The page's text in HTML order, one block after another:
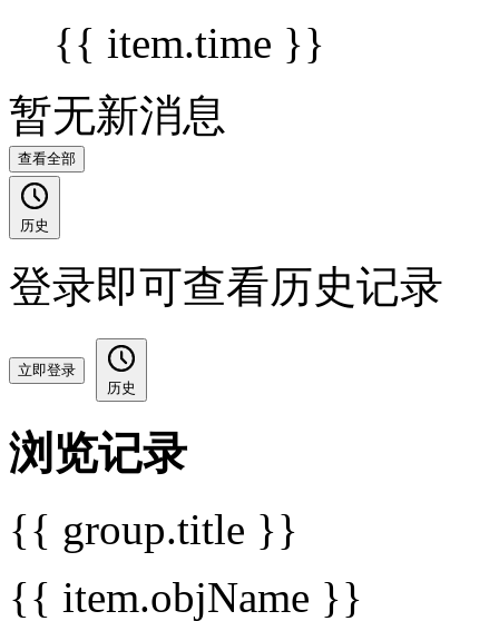
{{ item.time }}
暂无新消息
查看全部
历史
登录即可查看历史记录
立即登录
历史
浏览记录
{{ group.title }}
{{ item.objName }}